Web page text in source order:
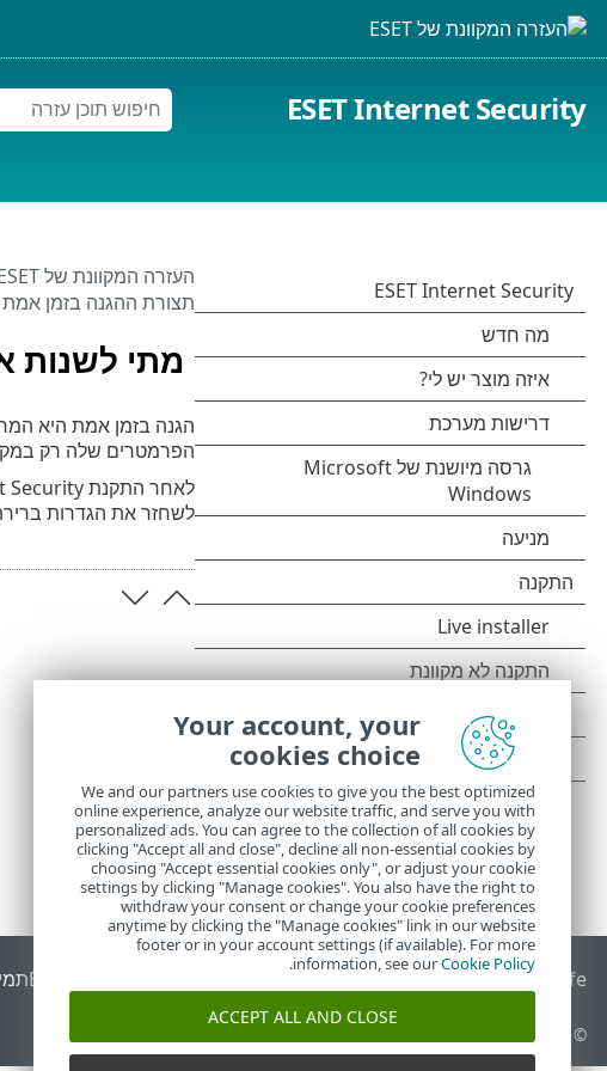
ESET Internet Security
מתי לשנות
העזרה המקוונת של ESET
תצורת ההגנה בזמן אמת
הגנה בזמן אמת היא
הפרמטרים שלה רק
לשחזר את הגדרות
End of Life מאגר הידע של ESET ESET Status Portal
© 1992 - 2025 ESET, spol. s r.o.‎ - כל הזכויות שמורות.
Your account, your
cookies choice
We and our partners use cookies to give you the best optimized
online experience, analyze our website traffic, and serve you with
personalized ads. You can agree to the collection of all cookies by
clicking "Accept all and close", decline all non-essential cookies by
choosing "Accept essential cookies only", or adjust your cookie
settings by clicking "Manage cookies". You also have the right to
withdraw your consent or change your cookie preferences
anytime by clicking the "Manage cookies" link in our website
footer or in your account settings (if available). For more
information, see ourCookie Policy
.
ACCEPT ALL AND CLOSE